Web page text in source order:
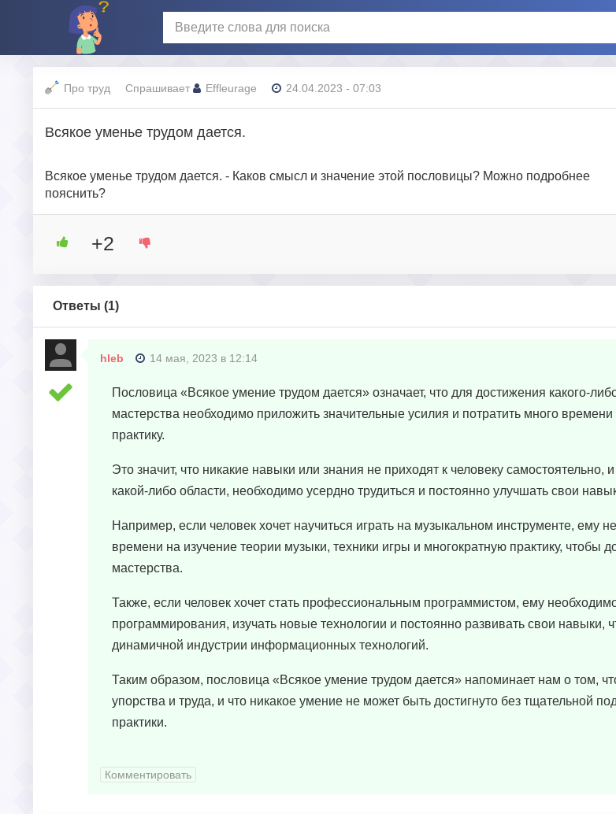
Про труд Спрашивает Effleurage 24.04.2023 - 07:03
Всякое уменье трудом дается.
Всякое уменье трудом дается. - Каков смысл и значение этой пословицы? Можно подробнее
пояснить?
+2
Ответы (1)
hleb 14 мая, 2023 в 12:14
Пословица «Всякое умение трудом дается» означает, что для достижения какого-
мастерства необходимо приложить значительные усилия и потратить много
практику.
Это значит, что никакие навыки или знания не приходят к человеку самостоятельно,
какой-либо области, необходимо усердно трудиться и постоянно улучшать свои
Например, если человек хочет научиться играть на музыкальном инструменте, ему
времени на изучение теории музыки, техники игры и многократную практику, чтобы
мастерства.
Также, если человек хочет стать профессиональным программистом, ему
программирования, изучать новые технологии и постоянно развивать свои навыки,
динамичной индустрии информационных технологий.
Таким образом, пословица «Всякое умение трудом дается» напоминает нам о том,
упорства и труда, и что никакое умение не может быть достигнуто без тщательной
практики.
Комментировать